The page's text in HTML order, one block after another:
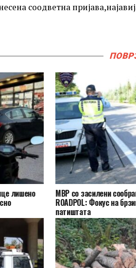
соодветна
лишено МВР со засилени
ROADPOL: Фокус на
патиштата